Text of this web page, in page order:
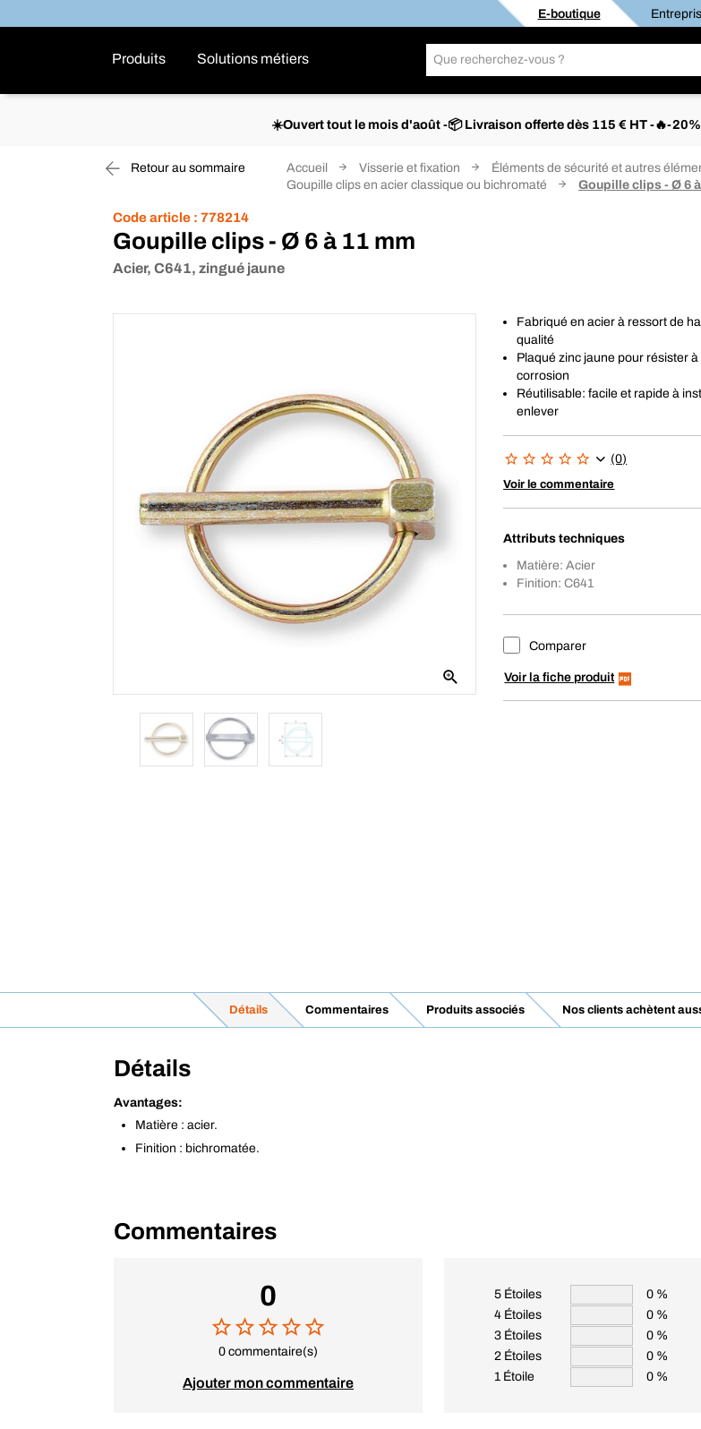
E-boutique
Produits Solutions métiers
☀️Ouvert tout le mois d'août -📦 Livraison offerte dès 115 € HT -🔥-
Retour au sommaire Accueil Visserie et fixation
Éléments de sécurité et autres
Goupille clips en acier classique ou bichromaté
Goupille clips - Ø 6 à
Code article : 778214
Goupille clips - Ø 6 à 11 mm
Acier, C641, zingué jaune
Fabriqué en acier à ressort de
qualité
Plaqué zinc jaune pour résister à
corrosion
Réutilisable: facile et rapide à
enlever
(0)
Voir le commentaire
Attributs techniques
Matière: Acier
Finition: C641
Comparer
Voir la fiche produit
Détails Commentaires Produits associés Nos clients achètent
Détails
Avantages:
Matière : acier.
Finition : bichromatée.
Commentaires
0
0 commentaire(s)
Ajouter mon commentaire
5 Étoiles
0 %
4 Étoiles
0 %
3 Étoiles
0 %
2 Étoiles
0 %
1 Étoile
0 %